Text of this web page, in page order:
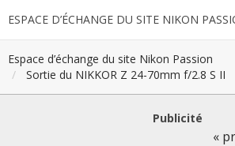
ESPACE D’ÉCHANGE DU SITE NIKON
Espace d’échange du site Nikon Passion
Sortie du NIKKOR Z 24-70mm f/2.8 S II
Publicité
«